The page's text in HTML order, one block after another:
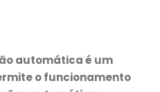
automática é um
o funcionamento